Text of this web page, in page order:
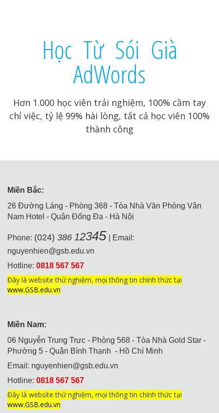
Học Từ Sói Già
AdWords
Hơn 1.000 học viên trải nghiệm, 100% cầm tay
chỉ việc, tỷ lệ 99% hài lòng, tất cả học viên 100%
thành công
Miền Bắc:
26 Đường Láng - Phòng 368 - Tòa Nhà Văn Phòng Vân
Nam Hotel - Quận Đống Đa - Hà Nội
Phone: (024) 386 12345 | Email:
nguyenhien@gsb.edu.vn
Hotline: 0818 567 567
Đây là website thử nghiệm, mọi thông tin chính thức tại
www.GSB.edu.vn
Miền Nam:
06 Nguyễn Trung Trực - Phòng 568 - Tòa Nhà Gold Star -
Phường 5 - Quận Bình Thạnh - Hồ Chí Minh
Email: nguyenhien@gsb.edu.vn
Hotline: 0818 567 567
Đây là website thử nghiệm, mọi thông tin chính thức tại
www.GSB.edu.vn